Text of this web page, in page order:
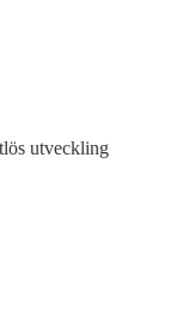
utveckling